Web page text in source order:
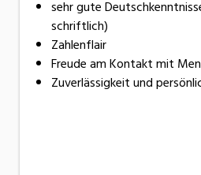
sehr gute
schriftlich)
Zahlenflair
Freude am Kontakt mit
Zuverlässigkeit und